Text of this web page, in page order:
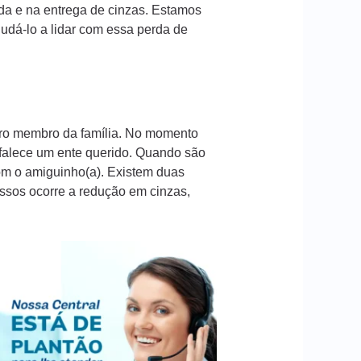
e na entrega de cinzas. Estamos
lo a lidar com essa perda de
membro da família. No momento
um ente querido. Quando são
o amiguinho(a). Existem duas
ocorre a redução em cinzas,